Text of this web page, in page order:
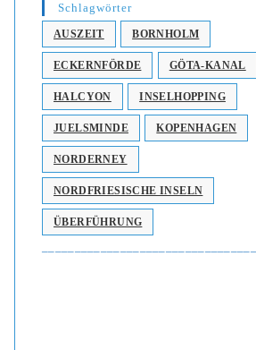
Schlagwörter
AUSZEIT BORNHOLM
ECKERNFÖRDE GÖTA-KANAL
HALCYON INSELHOPPING
JUELSMINDE KOPENHAGEN
NORDERNEY
NORDFRIESISCHE INSELN
ÜBERFÜHRUNG